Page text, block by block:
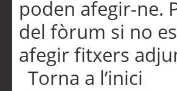
poden afegir-ne.
del fòrum si no
afegir fitxers
Torna a l’inici